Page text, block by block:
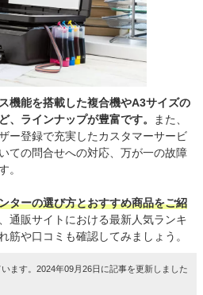
機能を搭載した複合機やA3サイズの
、ラインナップが豊富です。
また、
ー登録で充実したカスタマーサービ
ての問合せへの対応、万が一の故障
。
ターの選び方とおすすめ商品をご紹
通販サイトにおける最新人気ランキ
筋や口コミも確認してみましょう。
ます。2024年09月26日に記事を更新しました